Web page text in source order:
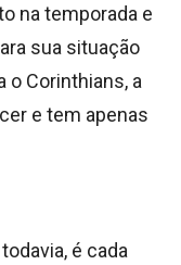
na temporada e
sua situação
o Corinthians, a
e tem apenas
é cada